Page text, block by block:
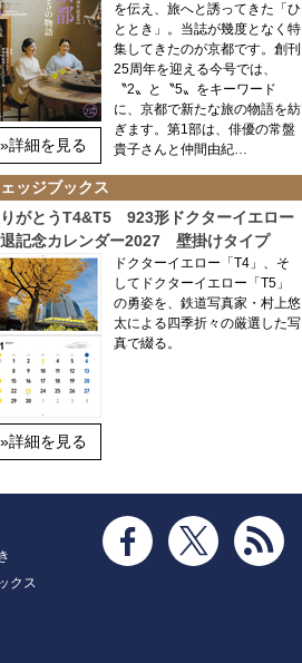
»詳細を見る
を伝え、旅へと誘ってきた「ひ
ととき」。当誌が幾度となく特
集してきたのが京都です。創刊
25周年を迎える今号では、
〝2〟と〝5〟をキーワード
に、京都で新たな旅の物語を紡
ぎます。第1部は、俳優の常盤
貴子さんと仲間由紀…
ッジブックス
がとうT4&T5 923形ドクターイエロー
記念カレンダー2027 壁掛けタイプ
»詳細を見る
ドクターイエロー「T4」、そ
してドクターイエロー「T5」
の勇姿を、鉄道写真家・村上悠
太による四季折々の厳選した写
真で綴る。
クス